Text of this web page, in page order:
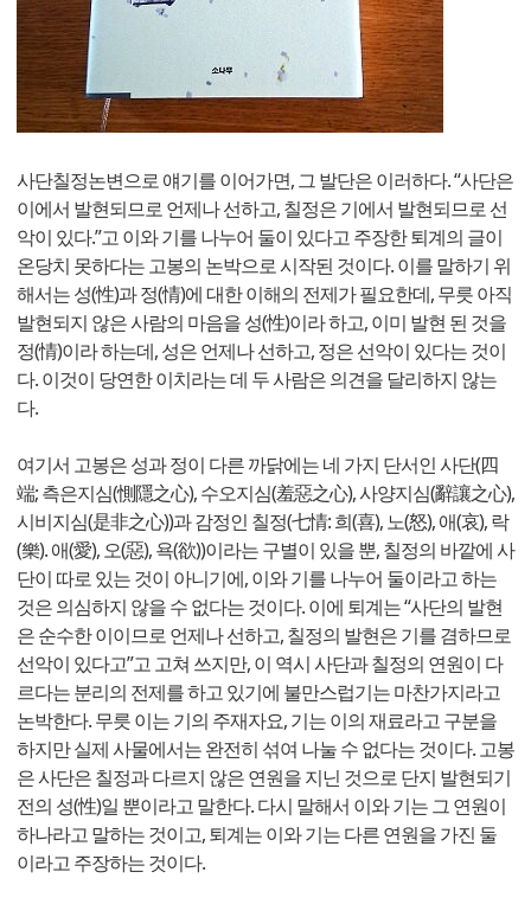
사단칠정논변으로 얘기를 이어가면, 그 발단은 이러하다. “사단은
이에서 발현되므로 언제나 선하고, 칠정은 기에서 발현되므로 선
악이 있다.”고 이와 기를 나누어 둘이 있다고 주장한 퇴계의 글이
온당치 못하다는 고봉의 논박으로 시작된 것이다. 이를 말하기 위
해서는 성(性)과 정(情)에 대한 이해의 전제가 필요한데, 무릇 아직
발현되지 않은 사람의 마음을 성(性)이라 하고, 이미 발현 된 것을
정(情)이라 하는데, 성은 언제나 선하고, 정은 선악이 있다는 것이
다. 이것이 당연한 이치라는 데 두 사람은 의견을 달리하지 않는
다.
여기서 고봉은 성과 정이 다른 까닭에는 네 가지 단서인 사단(四
端; 측은지심(惻隱之心), 수오지심(羞惡之心), 사양지심(辭讓之心),
시비지심(是非之心))과 감정인 칠정(七情: 희(喜), 노(怒), 애(哀), 락
(樂). 애(愛), 오(惡), 욕(欲))이라는 구별이 있을 뿐, 칠정의 바깥에 사
단이 따로 있는 것이 아니기에, 이와 기를 나누어 둘이라고 하는
것은 의심하지 않을 수 없다는 것이다. 이에 퇴계는 “사단의 발현
은 순수한 이이므로 언제나 선하고, 칠정의 발현은 기를 겸하므로
선악이 있다고”고 고쳐 쓰지만, 이 역시 사단과 칠정의 연원이 다
르다는 분리의 전제를 하고 있기에 불만스럽기는 마찬가지라고
논박한다. 무릇 이는 기의 주재자요, 기는 이의 재료라고 구분을
하지만 실제 사물에서는 완전히 섞여 나눌 수 없다는 것이다. 고봉
은 사단은 칠정과 다르지 않은 연원을 지닌 것으로 단지 발현되기
전의 성(性)일 뿐이라고 말한다. 다시 말해서 이와 기는 그 연원이
하나라고 말하는 것이고, 퇴계는 이와 기는 다른 연원을 가진 둘
이라고 주장하는 것이다.